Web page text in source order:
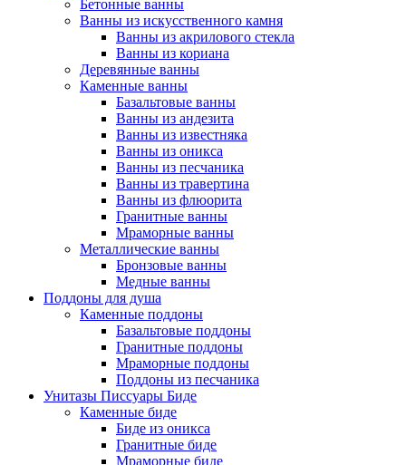
Бетонные ванны
Ванны из искусственного камня
Ванны из акрилового стекла
Ванны из кориана
Деревянные ванны
Каменные ванны
Базальтовые ванны
Ванны из андезита
Ванны из известняка
Ванны из оникса
Ванны из песчаника
Ванны из травертина
Ванны из флюорита
Гранитные ванны
Мраморные ванны
Металлические ванны
Бронзовые ванны
Медные ванны
Поддоны для душа
Каменные поддоны
Базальтовые поддоны
Гранитные поддоны
Мраморные поддоны
Поддоны из песчаника
Унитазы Писсуары Биде
Каменные биде
Биде из оникса
Гранитные биде
Мраморные биде